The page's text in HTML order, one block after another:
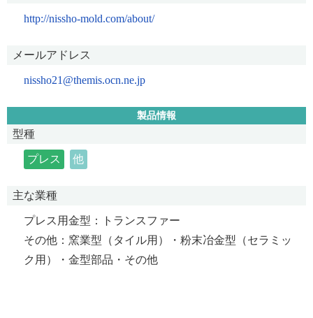
http://nissho-mold.com/about/
メールアドレス
nissho21@themis.ocn.ne.jp
製品情報
型種
プレス 他
主な業種
プレス用金型：トランスファー
その他：窯業型（タイル用）・粉末冶金型（セラミッ
ク用）・金型部品・その他